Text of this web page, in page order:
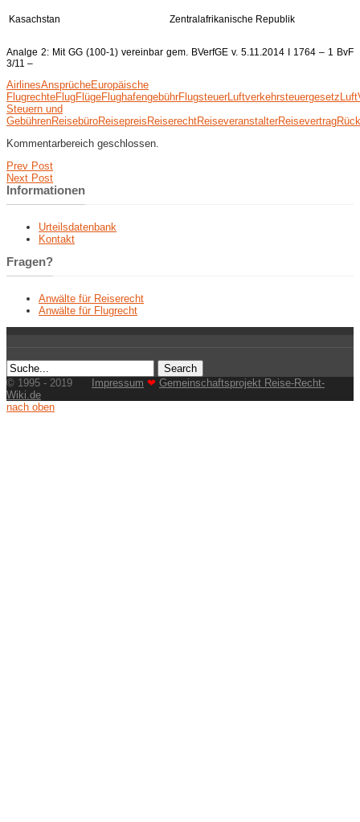
Kasachstan Zentralafrikanische Republik
Analge 2: Mit GG (100-1) vereinbar gem. BVerfGE v. 5.11.2014 I 1764 – 1 BvF
3/11 –
AirlinesAnsprücheEuropäische
FlugrechteFlugFlügeFlughafengebührFlugsteuerLuftverkehrsteuergesetz
Steuern und
GebührenReisebüroReisepreisReiserechtReiseveranstalterReisevertrag
Kommentarbereich geschlossen.
Prev Post
Next Post
Informationen
Urteilsdatenbank
Kontakt
Fragen?
Anwälte für Reiserecht
Anwälte für Flugrecht
© 1995 - 2019 Impressum ❤ Gemeinschaftsprojekt Reise-Recht-
Wiki.de
nach oben